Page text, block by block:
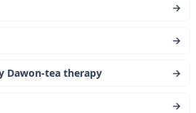
→
→
Dawon-tea therapy →
→